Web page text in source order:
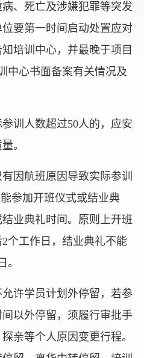
、死亡及涉嫌犯罪等突发
要第一时间启动处置应对
培训中心，并最晚于项目
中心书面备案有关情况及
训人数超过50人的，应安
。
因航班原因导致实际参训
参加开班仪式或结业典
业典礼时间。原则上开班
个工作日，结业典礼不能
。
许学员计划外停留，若参
以外停留，须履行审批手
亲等个人原因变更行程。